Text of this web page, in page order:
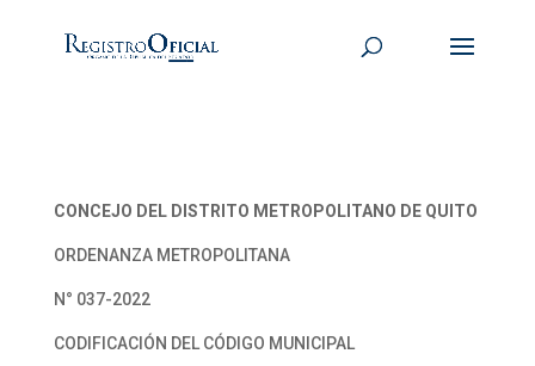
CONCEJO DEL DISTRITO METROPOLITANO DE QUITO
ORDENANZA METROPOLITANA
N° 037-2022
CODIFICACIÓN DEL CÓDIGO MUNICIPAL